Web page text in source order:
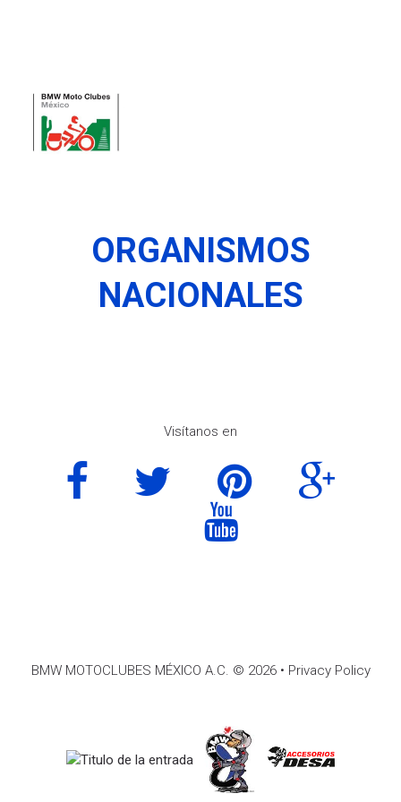
ORGANISMOS
NACIONALES
Visítanos en
BMW MOTOCLUBES MÉXICO A.C. © 2026 • Privacy Policy